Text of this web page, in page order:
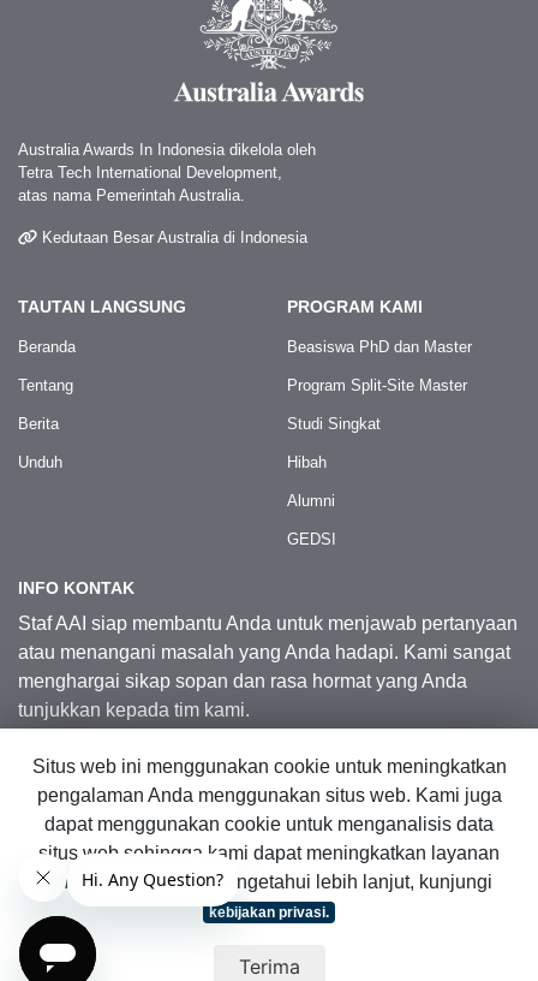
Australia Awards In Indonesia dikelola oleh
Tetra Tech International Development,
atas nama Pemerintah Australia.
Kedutaan Besar Australia di Indonesia
TAUTAN LANGSUNG
Beranda
Tentang
Berita
Unduh
PROGRAM KAMI
Beasiswa PhD dan Master
Program Split-Site Master
Studi Singkat
Hibah
Alumni
GEDSI
INFO KONTAK
Staf AAI siap membantu Anda untuk menjawab pertanyaan
atau menangani masalah yang Anda hadapi. Kami sangat
menghargai sikap sopan dan rasa hormat yang Anda
tunjukkan kepada tim kami.
Kontak Kami
© 2026 Australia Awards in Indonesia.
Hak Cipta Dilindungi Undang-Undang|Peta Situs Web
Situs web ini menggunakan cookie untuk meningkatkan
pengalaman Anda menggunakan situs web. Kami juga
dapat menggunakan cookie untuk menganalisis data
situs web sehingga kami dapat meningkatkan layanan
online kami. Untuk mengetahui lebih lanjut, kunjungi
kebijakan privasi.
Terima